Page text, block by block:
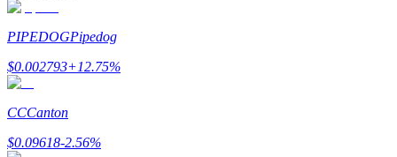
PIPEDOGPipedog
$0.002793+12.75%
CCCanton
$0.09618-2.56%